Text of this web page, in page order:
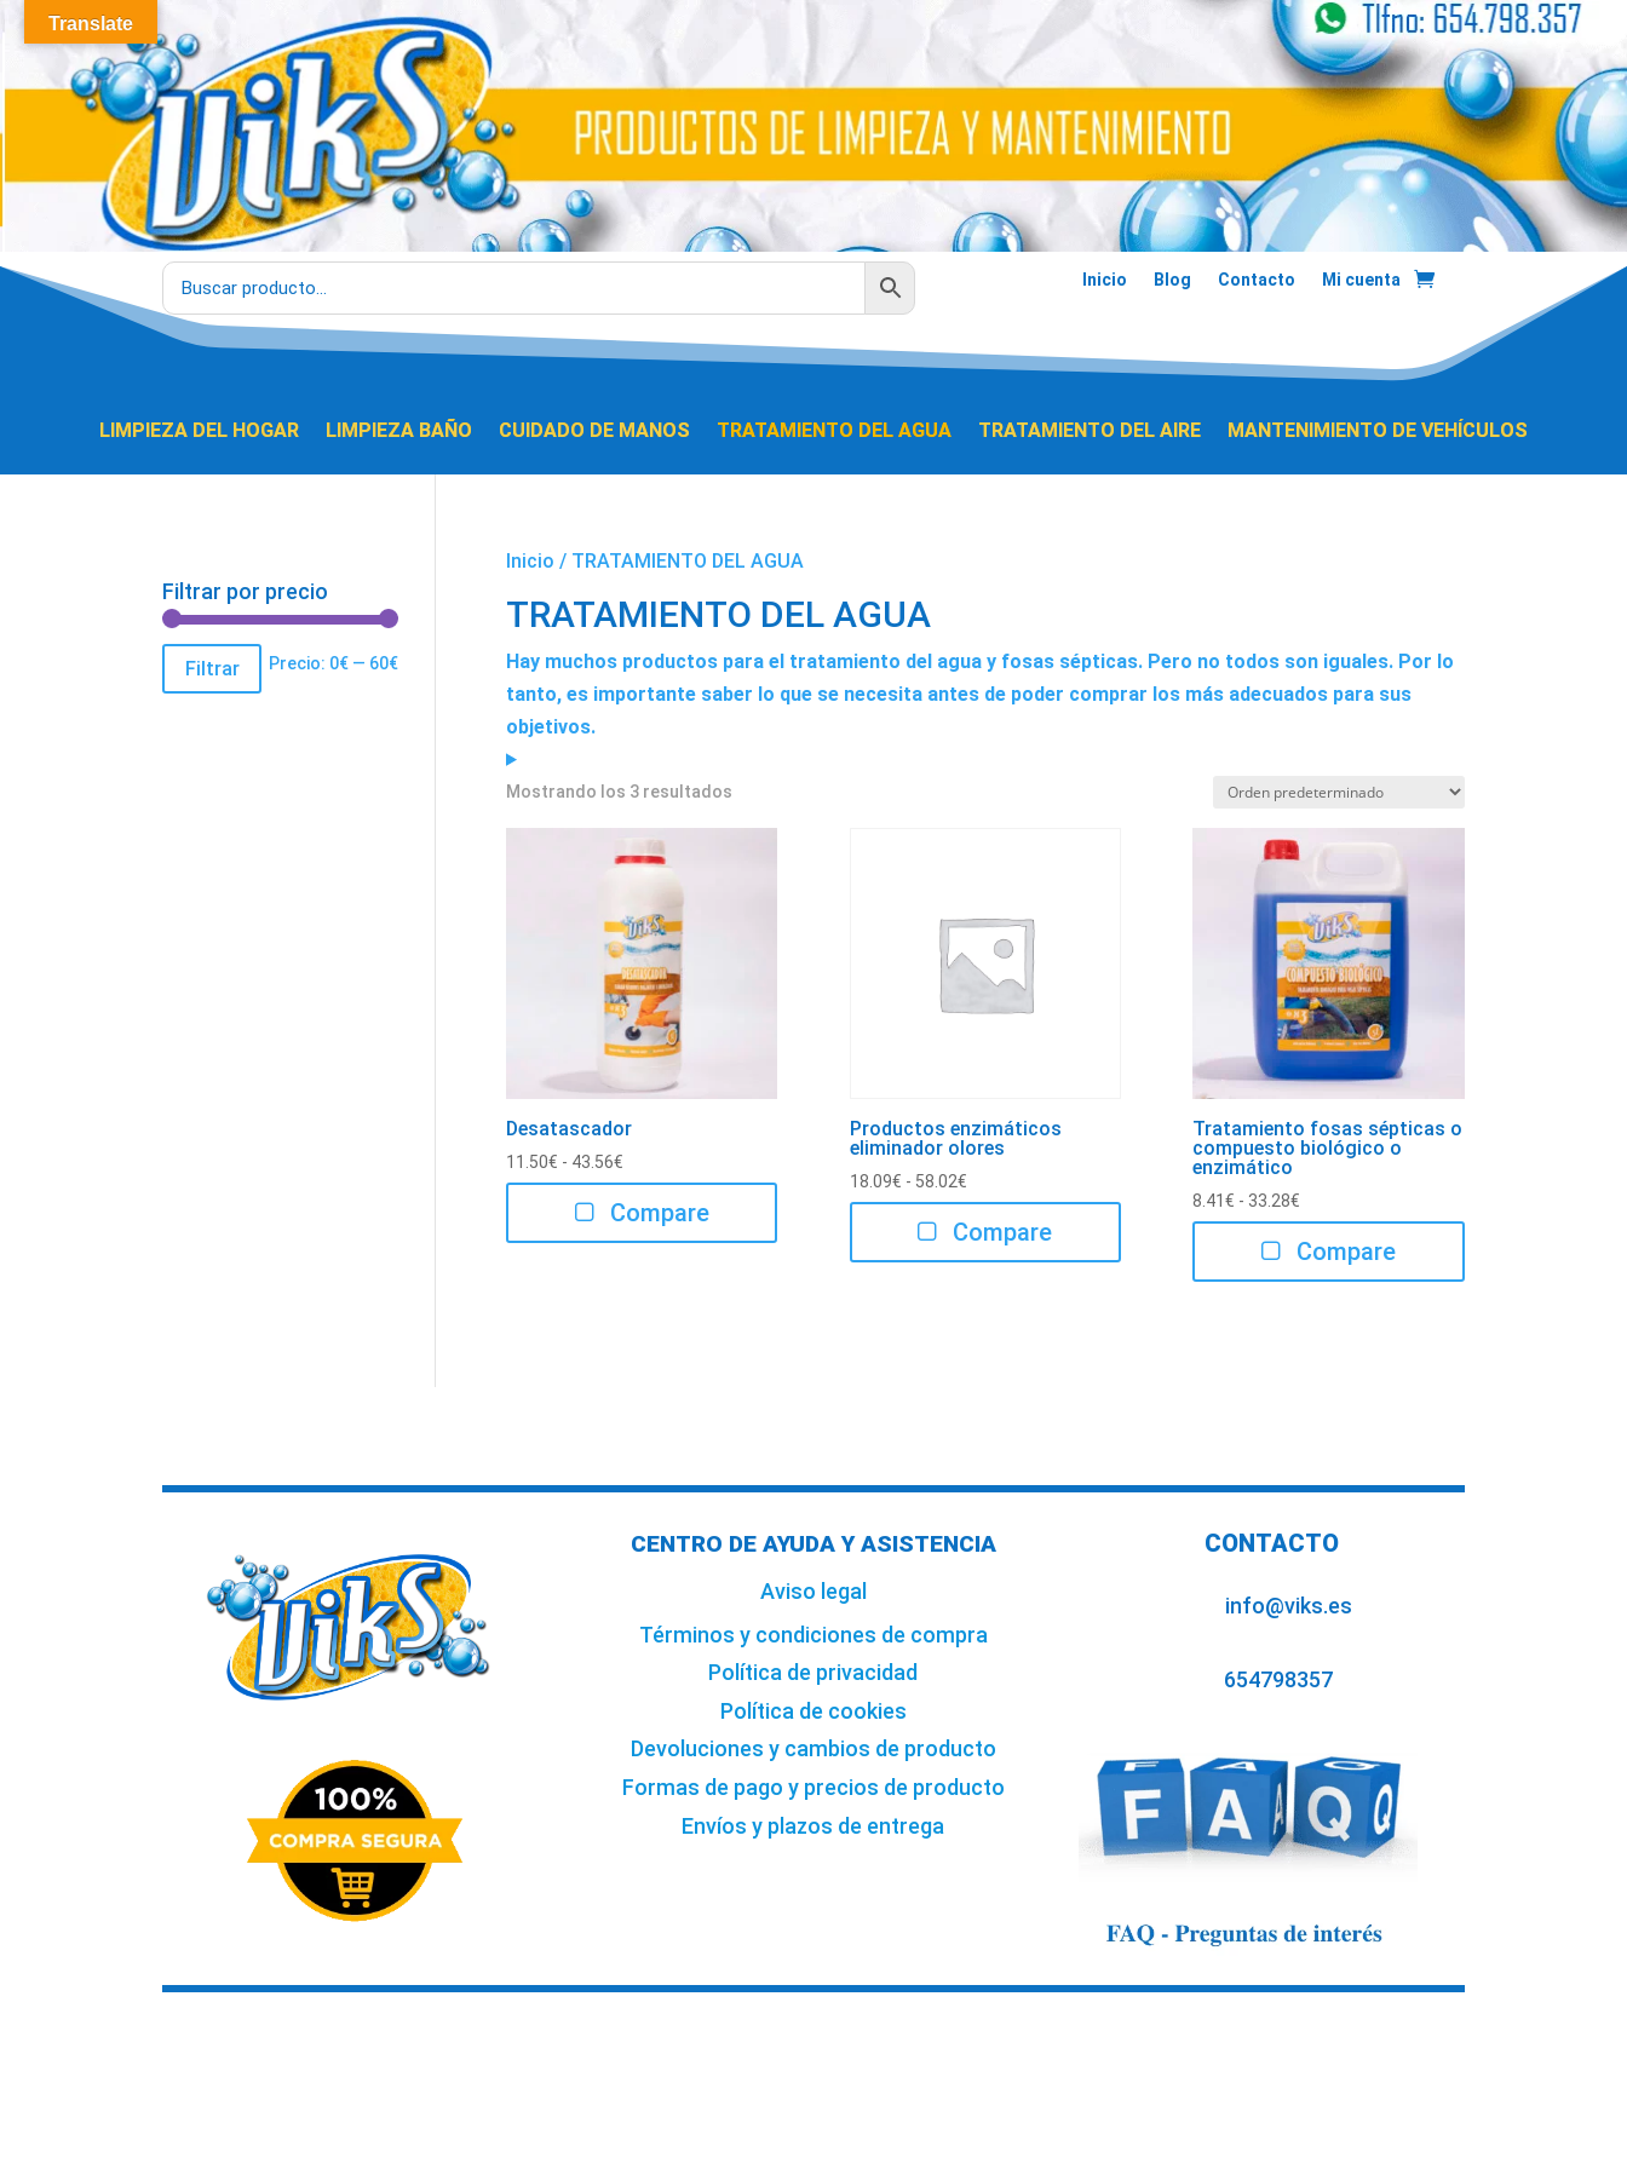
Inicio Blog Contacto Mi cuenta
LIMPIEZA DEL HOGAR LIMPIEZA BAÑO CUIDADO DE MANOS TRATAMIENTO DEL AGUA TRATAMIENTO DEL AIRE MANTENIMIENTO DE VEHÍCULOS
Inicio / TRATAMIENTO DEL AGUA
TRATAMIENTO DEL AGUA
Hay muchos productos para el tratamiento del agua y fosas sépticas. Pero no todos son iguales. Por lo
tanto, es importante saber lo que se necesita antes de poder comprar los más adecuados para sus
objetivos.
Mostrando los 3 resultados
Desatascador
11.50€ - 43.56€Rango
de
precios:
desde
Compare
Productos enzimáticos
eliminador olores
18.09€ - 58.02€Rango
de
precios:
desde
Compare
Tratamiento fosas sépticas o
compuesto biológico o
enzimático
8.41€ - 33.28€
de
precios:
desde
Compare
Filtrar por precio
Precio
Precio
Filtrar Precio: 0€— 60€
CENTRO DE AYUDA Y ASISTENCIA
Aviso legal
Términos y condiciones de compra
Política de privacidad
Política de cookies
Devoluciones y cambios de producto
Formas de pago y precios de producto
Envíos y plazos de entrega
CONTACTO
info@viks.es
654798357
Translate